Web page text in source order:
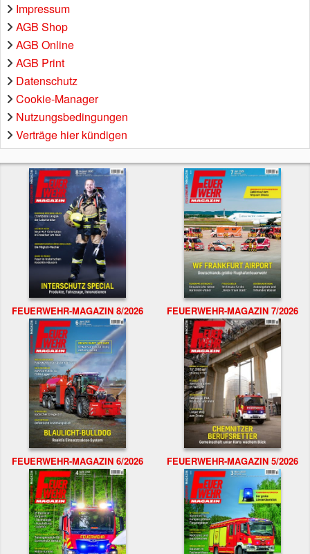
Impressum
AGB Shop
AGB Online
AGB Print
Datenschutz
Cookie-Manager
Nutzungsbedingungen
Verträge hier kündigen
FEUERWEHR-MAGAZIN 8/2026 FEUERWEHR-MAGAZIN 7/2026
FEUERWEHR-MAGAZIN 6/2026 FEUERWEHR-MAGAZIN 5/2026